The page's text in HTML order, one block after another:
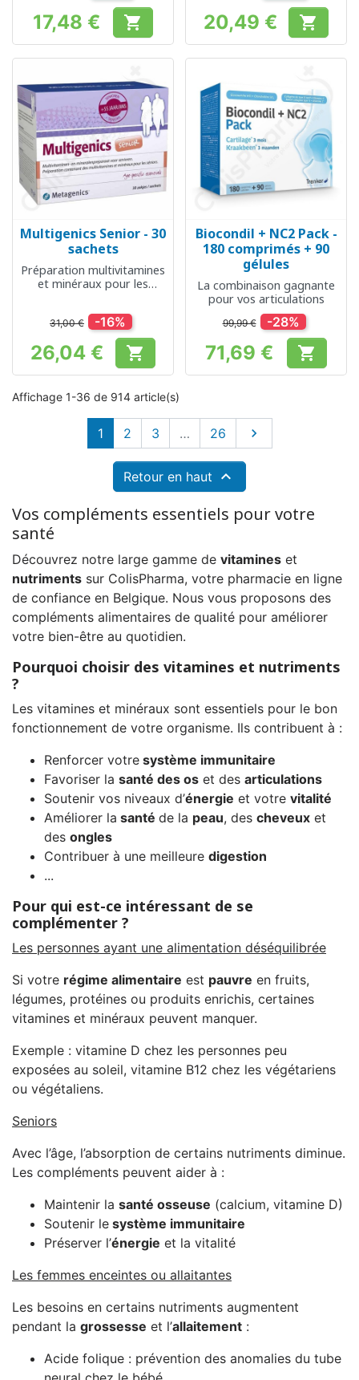
Prix
17,48 €  Prix
20,49 € 
Multigenics Senior - 30
sachets
Préparation multivitamines
et minéraux pour les
31,00 € -16%
Prix
26,04 € 
Biocondil + NC2 Pack -
180 comprimés + 90
gélules
La combinaison gagnante
pour vos articulations
99,99 € -28%
Prix
71,69 € 
Affichage 1-36 de 914 article(s)
1 2 3 … 26 Suivant

Retour en haut 
Vos compléments essentiels pour votre
santé
Découvrez notre large gamme de vitamines et
nutriments sur ColisPharma, votre pharmacie en ligne
de confiance en Belgique. Nous vous proposons des
compléments alimentaires de qualité pour améliorer
votre bien-être au quotidien.
Pourquoi choisir des vitamines et nutriments
?
Les vitamines et minéraux sont essentiels pour le bon
fonctionnement de votre organisme. Ils contribuent à :
Renforcer votre système immunitaire
Favoriser la santé des os et des articulations
Soutenir vos niveaux d’énergie et votre vitalité
Améliorer la santé de la peau, des cheveux et
des ongles
Contribuer à une meilleure digestion
...
Pour qui est-ce intéressant de se
complémenter ?
Les personnes ayant une alimentation déséquilibrée
Si votre régime alimentaire est pauvre en fruits,
légumes, protéines ou produits enrichis, certaines
vitamines et minéraux peuvent manquer.
Exemple : vitamine D chez les personnes peu
exposées au soleil, vitamine B12 chez les végétariens
ou végétaliens.
Seniors
Avec l’âge, l’absorption de certains nutriments diminue.
Les compléments peuvent aider à :
Maintenir la santé osseuse (calcium, vitamine D)
Soutenir le système immunitaire
Préserver l’énergie et la vitalité
Les femmes enceintes ou allaitantes
Les besoins en certains nutriments augmentent
pendant la grossesse et l’allaitement :
Acide folique : prévention des anomalies du tube